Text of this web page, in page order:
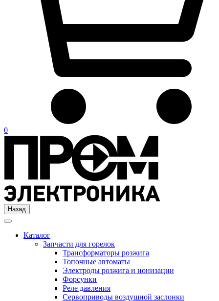
0
Назад
Каталог
Запчасти для горелок
Трансформаторы розжига
Топочные автоматы
Электроды розжига и ионизации
Форсунки
Реле давления
Сервоприводы воздушной заслонки